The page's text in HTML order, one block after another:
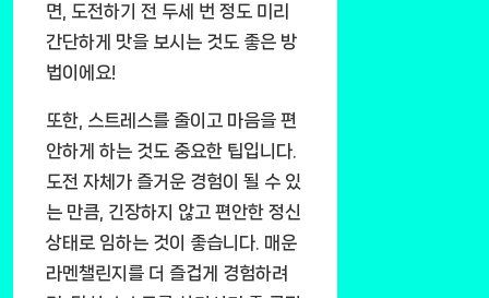
면, 도전하기 전 두세 번 정도 미리
간단하게 맛을 보시는 것도 좋은 방
법이에요!
또한, 스트레스를 줄이고 마음을 편
안하게 하는 것도 중요한 팁입니다.
도전 자체가 즐거운 경험이 될 수 있
는 만큼, 긴장하지 않고 편안한 정신
상태로 임하는 것이 좋습니다. 매운
라멘챌린지를 더 즐겁게 경험하려